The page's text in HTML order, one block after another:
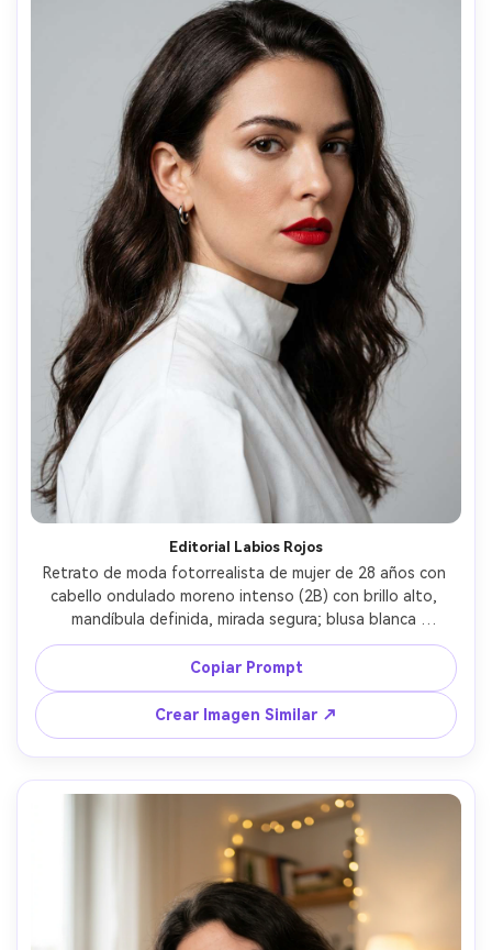
Editorial Labios Rojos
Retrato de moda fotorrealista de mujer de 28 años con
cabello ondulado moreno intenso (2B) con brillo alto,
mandíbula definida, mirada segura; blusa blanca
estructurada, labios rojos, joyas mínimas; fondo de
estudio gris claro; beauty dish principal y luz de borde
sutil, reflejos especulares controlados; Canon EOS R5,
85mm f/1.2, poca profundidad; recorte cejas-hombros
ajustado; ambiente: audaz y editorial; poros realistas,
detalle nítido de cabello, alta resolución, gradación de
color revista --ar 4:5
Copiar Prompt
Crear Imagen Similar ↗